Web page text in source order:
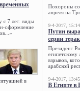
с 7 лет: виды
оформление
в
Похороны
апреля на
9-4-2017, 15:14
Путин
серии
Президент
египетскому
взрывов,
арабской
9-4-2017, 13:45
В Египте в